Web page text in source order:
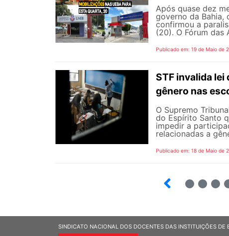
Após quase dez
governo da Bahia,
confirmou a
(20). O Fórum das
Publicado em: 19 de Maio de
STF invalida
gênero nas
O Supremo
do Espírito Santo
impedir a
relacionadas a
Publicado em: 18 de Maio de
SINDICATO NACIONAL DOS DOCENTES DAS INSTITUIÇÕES DE